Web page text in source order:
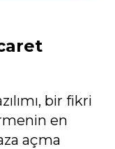
bir fikri
en
açma